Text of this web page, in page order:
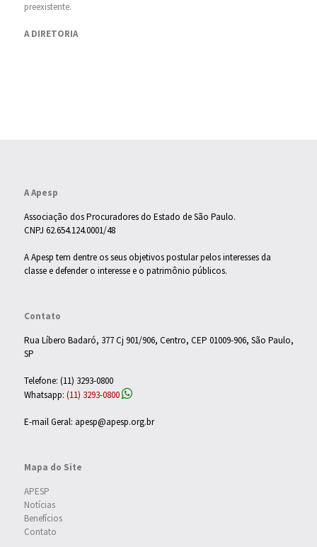
preexistente.
A DIRETORIA
A Apesp
Associação dos Procuradores do Estado de São Paulo.
CNPJ 62.654.124.0001/48
A Apesp tem dentre os seus objetivos postular pelos interesses da
classe e defender o interesse e o patrimônio públicos.
Contato
Rua Líbero Badaró, 377 Cj 901/906, Centro, CEP 01009-906, São Paulo,
SP
Telefone: (11) 3293-0800
Whatsapp: (11) 3293-0800
E-mail Geral: apesp@apesp.org.br
Mapa do Site
APESP
Notícias
Benefícios
Contato